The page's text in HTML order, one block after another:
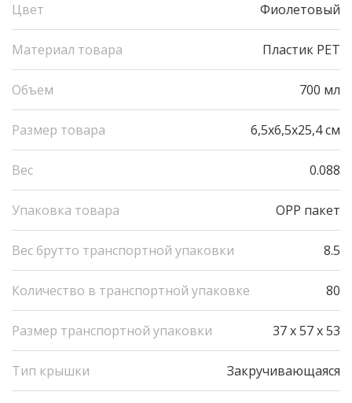
Цвет Фиолетовый
Материал товара Пластик PET
Объем 700 мл
Размер товара 6,5х6,5х25,4 см
Вес 0.088
Упаковка товара OPP пакет
Вес брутто транспортной упаковки 8.5
Количество в транспортной упаковке 80
Размер транспортной упаковки 37 x 57 x 53
Тип крышки Закручивающаяся